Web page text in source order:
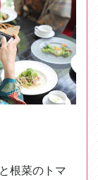
根菜のトマ